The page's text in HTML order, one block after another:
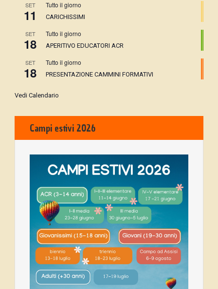
SET
11
Tutto il giorno
CARICHISSIMI
SET
18
Tutto il giorno
APERITIVO EDUCATORI ACR
SET
18
Tutto il giorno
PRESENTAZIONE CAMMINI FORMATIVI
Vedi Calendario
Campi estivi 2026